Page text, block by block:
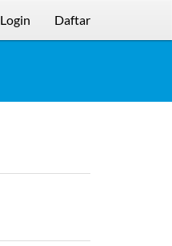
Login Daftar